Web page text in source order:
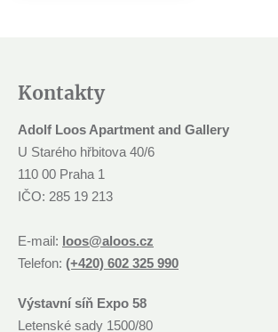
Kontakty
Adolf Loos Apartment and Gallery
U Starého hřbitova 40/6
110 00 Praha 1
IČO: 285 19 213
E-mail: loos@aloos.cz
Telefon: (+420) 602 325 990
Výstavní síň Expo 58
Letenské sady 1500/80